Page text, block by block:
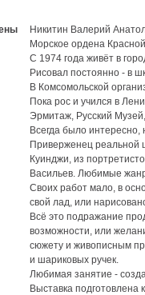
Никитин Валерий
Морское ордена
С 1974 года живёт в
Рисовал постоянно - в
В Комсомольской
Пока рос и учился в
Эрмитаж, Русский
Всегда было интересно,
Приверженец реальной
Куинджи, из
Васильев. Любимые
Своих работ мало, в
свой лад, или
Всё это подражание
возможности, или
сюжету и живописным
и шариковых ручек.
Любимая занятие -
Выставка подготовлена